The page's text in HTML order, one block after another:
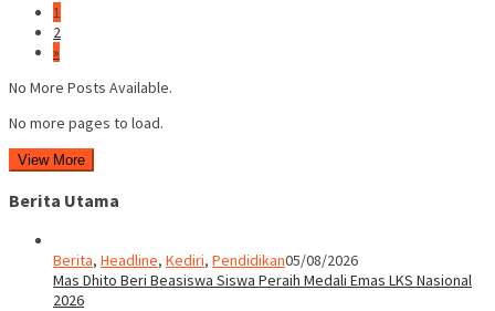
1
2
»
No More Posts Available.
No more pages to load.
View More
Berita Utama
Berita, Headline, Kediri, Pendidikan05/08/2026
Mas Dhito Beri Beasiswa Siswa Peraih Medali Emas LKS Nasional
2026